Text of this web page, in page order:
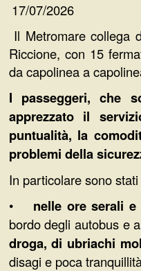
17/07/2026
Il Metromare collega
Riccione, con 15
da capolinea a
I passeggeri, che
apprezzato il
puntualità, la
problemi della
In particolare sono
• nelle ore serali
bordo degli autobus e
droga, di ubriachi
disagi e poca